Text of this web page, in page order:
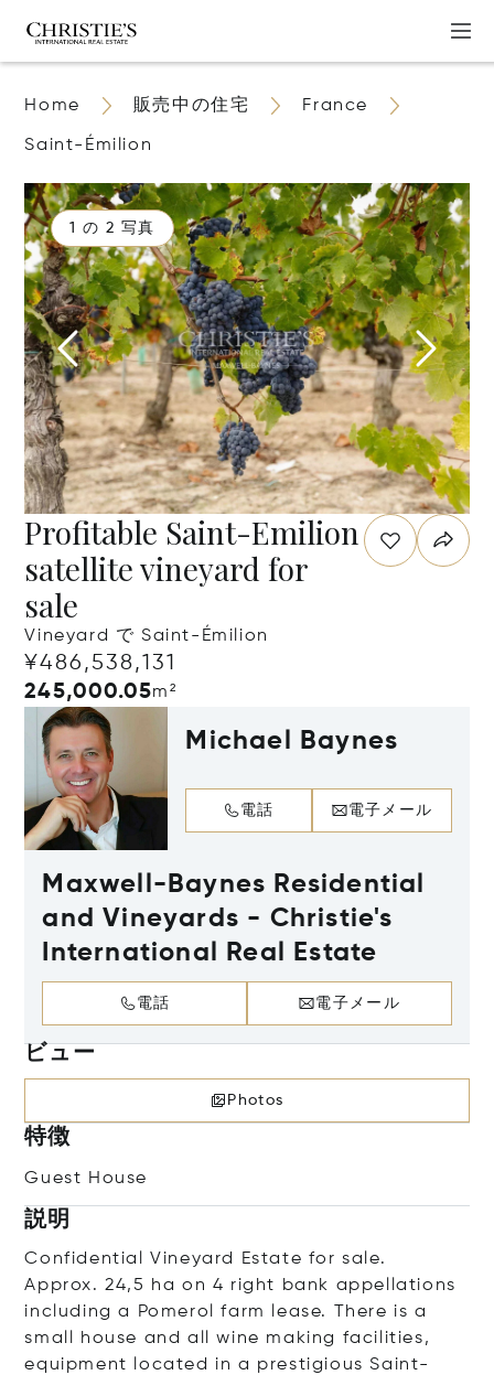
Home 販売中の住宅 France
Saint-Émilion
1 の 2 写真
Profitable Saint-Emilion
satellite vineyard for
sale
Vineyard で Saint-Émilion
¥486,538,131
245,000.05m²
Michael Baynes
電話 電子メール
Maxwell-Baynes Residential
and Vineyards - Christie's
International Real Estate
電話 電子メール
ビュー
Photos
特徴
Guest House
説明
Confidential Vineyard Estate for sale.
Approx. 24,5 ha on 4 right bank appellations
including a Pomerol farm lease. There is a
small house and all wine making facilities,
equipment located in a prestigious Saint-